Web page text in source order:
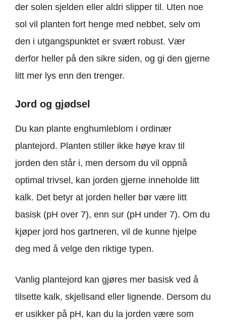
der solen sjelden eller aldri slipper til. Uten noe
sol vil planten fort henge med nebbet, selv om
den i utgangspunktet er svært robust. Vær
derfor heller på den sikre siden, og gi den gjerne
litt mer lys enn den trenger.
Jord og gjødsel
Du kan plante enghumleblom i ordinær
plantejord. Planten stiller ikke høye krav til
jorden den står i, men dersom du vil oppnå
optimal trivsel, kan jorden gjerne inneholde litt
kalk. Det betyr at jorden heller bør være litt
basisk (pH over 7), enn sur (pH under 7). Om du
kjøper jord hos gartneren, vil de kunne hjelpe
deg med å velge den riktige typen.
Vanlig plantejord kan gjøres mer basisk ved å
tilsette kalk, skjellsand eller lignende. Dersom du
er usikker på pH, kan du la jorden være som